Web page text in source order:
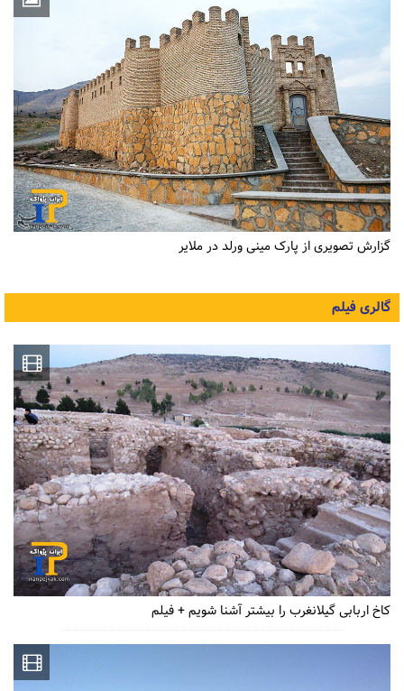
گزارش تصویری از پارک مینی ورلد در ملایر
گالری فیلم
کاخ اربابی گیلانغرب را بیشتر آشنا شویم + فیلم